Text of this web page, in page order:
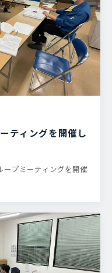
ティングを開催し
ープミーティングを開催